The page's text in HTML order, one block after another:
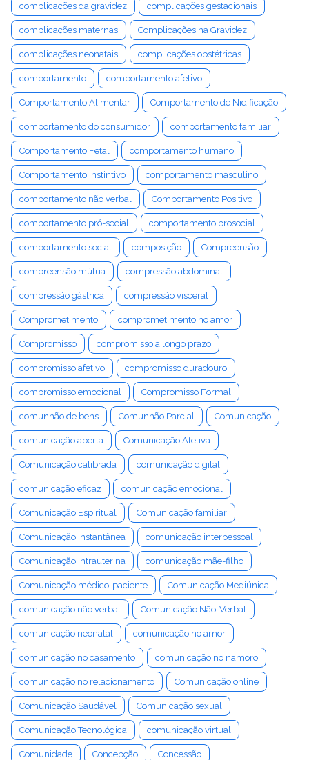
complicações da gravidez complicações gestacionais
complicações maternas Complicações na Gravidez
complicações neonatais complicações obstétricas
comportamento comportamento afetivo
Comportamento Alimentar Comportamento de Nidificação
comportamento do consumidor comportamento familiar
Comportamento Fetal comportamento humano
Comportamento instintivo comportamento masculino
comportamento não verbal Comportamento Positivo
comportamento pró-social comportamento prosocial
comportamento social composição Compreensão
compreensão mútua compressão abdominal
compressão gástrica compressão visceral
Comprometimento comprometimento no amor
Compromisso compromisso a longo prazo
compromisso afetivo compromisso duradouro
compromisso emocional Compromisso Formal
comunhão de bens Comunhão Parcial Comunicação
comunicação aberta Comunicação Afetiva
Comunicação calibrada comunicação digital
comunicação eficaz comunicação emocional
Comunicação Espiritual Comunicação familiar
Comunicação Instantânea comunicação interpessoal
Comunicação intrauterina comunicação mãe-filho
Comunicação médico-paciente Comunicação Mediúnica
comunicação não verbal Comunicação Não-Verbal
comunicação neonatal comunicação no amor
comunicação no casamento comunicação no namoro
comunicação no relacionamento Comunicação online
Comunicação Saudável Comunicação sexual
Comunicação Tecnológica comunicação virtual
Comunidade Concepção Concessão